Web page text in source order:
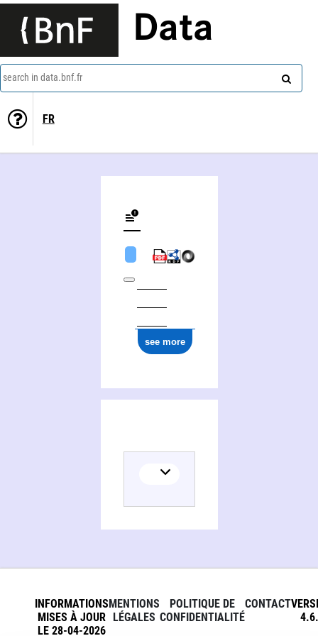
Data
search in data.bnf.fr
FR
see more
INFORMATIONS
MISES À JOUR
LE 28-04-2026
MENTIONS
LÉGALES
POLITIQUE DE
CONFIDENTIALITÉ
CONTACT